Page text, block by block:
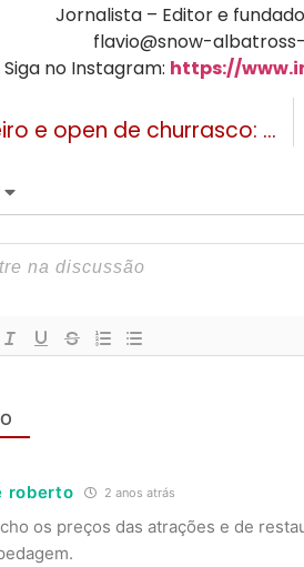
Jornalista – Editor e
flavio@snow-
Siga no Instagram: https://
Búfalo inteiro e open de churrasco: Festival em Gramado deve reunir 2 mil pessoas neste sábado
roberto 2 anos atrás
os preços das atrações e de